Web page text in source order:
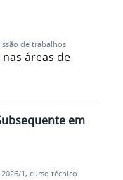
de trabalhos
áreas de
em
1, curso técnico